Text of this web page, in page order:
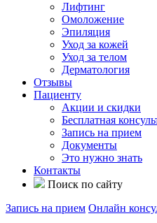
Лифтинг
Омоложение
Эпиляция
Уход за кожей
Уход за телом
Дерматология
Отзывы
Пациенту
Акции и скидки
Бесплатная
Запись на прием
Документы
Это нужно знать
Контакты
Поиск по сайту
Запись на прием Онлайн